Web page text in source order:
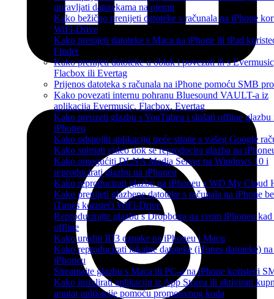
upravljati datotekama na njemu
Kako bežično prenijeti datoteke s računala na iPhone
WiFi-Drive
Kako prenijeti datoteke s Maca na iPhone ili iPad
Finder
Kako prenijeti datoteke u oblak i povezati ih s
Flacbox ili Evertag
Prijenos datoteka s računala na iPhone pomoću SMB
Kako povezati internu pohranu Bluesound VAULT-a iz
aplikacija Evermusic, Flacbox, Evertag
Kako preuzeti glazbu s YouTubea i slušati offline glazbu
iPhoneu
Kako odspojiti aplikaciju treće strane s vašeg Google
Kako snimati video dok se reproducira glazba na
Kako omogućiti DLNA Media Server na Windows 10 i
reproducirati glazbu na iPhoneu
Kako reproducirati glazbu na iPhoneu s WD My Cloud
Kako prenijeti glazbene datoteke s računala na iPhone
iTunes koristeći WiFi-Drive
Reproducirajte glazbu s Dropboxa na svom iPhoneu kad
offline
Kako urediti ID3 oznake na iPhoneu i Macu
Kako reproducirati lokalne datoteke (iTunes datoteke)
iPhoneu
Streamajte glazbu s Maca ili PC-a na iPhone koristeći
Kako instalirati aplikaciju iz App Storea ili aktivirati
unutar aplikacije pomoću promotivnog koda